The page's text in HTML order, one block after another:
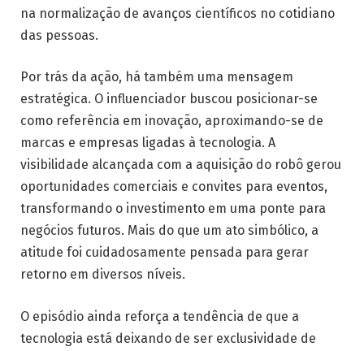
na normalização de avanços científicos no cotidiano
das pessoas.
Por trás da ação, há também uma mensagem
estratégica. O influenciador buscou posicionar-se
como referência em inovação, aproximando-se de
marcas e empresas ligadas à tecnologia. A
visibilidade alcançada com a aquisição do robô gerou
oportunidades comerciais e convites para eventos,
transformando o investimento em uma ponte para
negócios futuros. Mais do que um ato simbólico, a
atitude foi cuidadosamente pensada para gerar
retorno em diversos níveis.
O episódio ainda reforça a tendência de que a
tecnologia está deixando de ser exclusividade de